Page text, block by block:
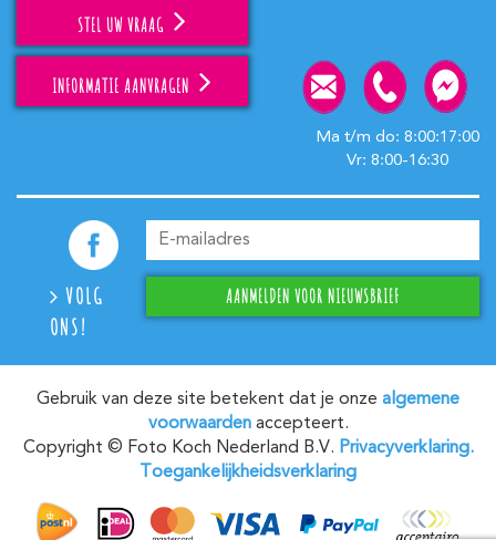
STEL UW VRAAG
INFORMATIE AANVRAGEN
Ma t/m do: 8:00:17:00
Vr: 8:00-16:30
VOLG
ONS!
Gebruik van deze site betekent dat je onze algemene
voorwaardenaccepteert.
Copyright © Foto Koch Nederland B.V. Privacyverklaring.
Toegankelijkheidsverklaring